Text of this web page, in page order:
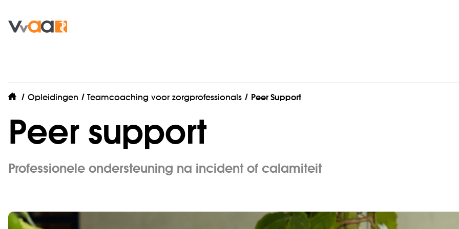
home
Opleidingen Teamcoaching voor zorgprofessionals Peer Support
Peer support
Professionele ondersteuning na incident of calamiteit